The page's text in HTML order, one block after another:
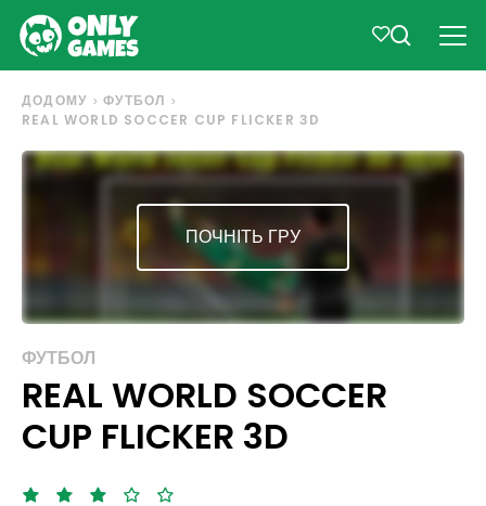
ДОДОМУ
ФУТБОЛ
REAL WORLD SOCCER CUP FLICKER 3D
ПОЧНІТЬ ГРУ
ФУТБОЛ
REAL WORLD SOCCER
CUP FLICKER 3D